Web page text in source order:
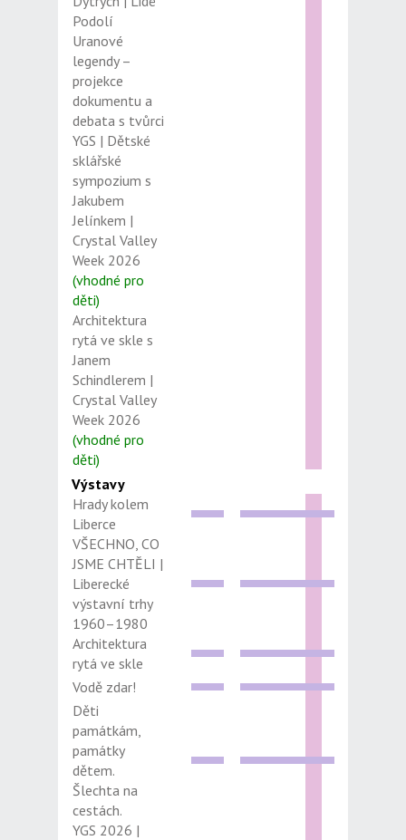
Podolí
Uranové
legendy –
projekce
dokumentu a
debata s tvůrci
YGS | Dětské
sklářské
sympozium s
Jakubem
Jelínkem |
Crystal Valley
Week 2026
(vhodné pro
děti)
Architektura
rytá ve skle s
Janem
Schindlerem |
Crystal Valley
Week 2026
(vhodné pro
děti)
Výstavy
Hrady kolem
Liberce
VŠECHNO, CO
JSME CHTĚLI |
Liberecké
výstavní trhy
1960–1980
Architektura
rytá ve skle
Vodě zdar!
Děti
památkám,
památky
dětem.
Šlechta na
cestách.
YGS 2026 |